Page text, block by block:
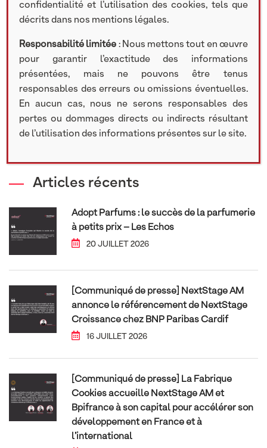
Catégories
Communiqué de presse
Recrutement
Nos participations
Lettre d'information
Vidéos
Articles récents
Adopt Parfums : le succès de la parfumerie
à petits prix – Les Echos
20 JUILLET 2026
[Communiqué de presse] NextStage AM
annonce le référencement de NextStage
Croissance chez BNP Paribas Cardif
16 JUILLET 2026
[Communiqué de presse] La Fabrique
Cookies accueille NextStage AM et
Bpifrance à son capital pour accélérer son
développement en France et à
l’international
confidentialité et l’utilisation des cookies, tels que
décrits dans nos mentions légales.
Responsabilité limitée : Nous mettons tout en œuvre
pour garantir l’exactitude des informations
présentées, mais ne pouvons être tenus
responsables des erreurs ou omissions éventuelles.
En aucun cas, nous ne serons responsables des
pertes ou dommages directs ou indirects résultant
de l’utilisation des informations présentes sur le site.